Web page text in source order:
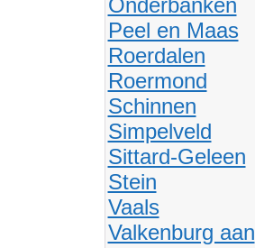
Onderbanken
Peel en Maas
Roerdalen
Roermond
Schinnen
Simpelveld
Sittard-Geleen
Stein
Vaals
Valkenburg aan